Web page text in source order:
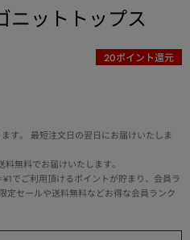
ニットトップス
20ポイント還元
す。 最短注文日の翌日にお届けいたしま
料無料でお届けいたします。
でご利用頂けるポイントが貯まり、会員ラ
定セールや送料無料などお得な会員ランク